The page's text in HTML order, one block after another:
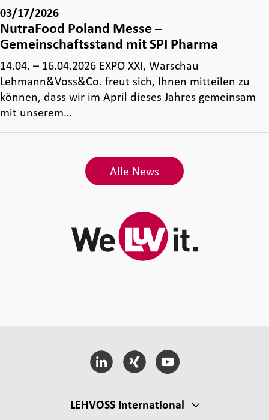
03/17/2026
NutraFood Poland Messe –
Gemeinschaftsstand mit SPI Pharma
14.04. – 16.04.2026 EXPO XXI, Warschau
Lehmann&Voss&Co. freut sich, Ihnen mitteilen zu
können, dass wir im April dieses Jahres gemeinsam
mit unserem…
Alle News
LEHVOSS International